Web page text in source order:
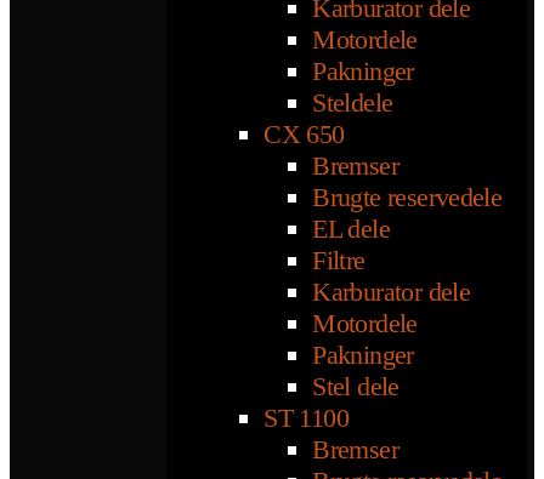
Karburator dele
Motordele
Pakninger
Steldele
CX 650
Bremser
Brugte reservedele
EL dele
Filtre
Karburator dele
Motordele
Pakninger
Stel dele
ST 1100
Bremser